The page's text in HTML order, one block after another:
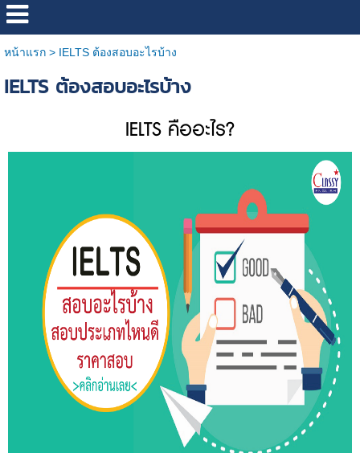
หน้าแรก> IELTS ต้องสอบอะไรบ้าง
IELTS ต้องสอบอะไรบ้าง
IELTS คืออะไร?